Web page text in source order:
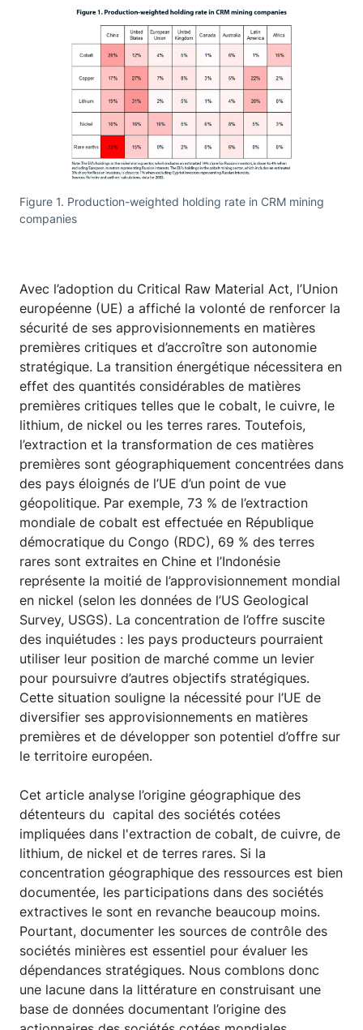
Figure 1. Production-weighted holding rate in CRM mining
companies
Avec l’adoption du Critical Raw Material Act, l’Union
européenne (UE) a affiché la volonté de renforcer la
sécurité de ses approvisionnements en matières
premières critiques et d’accroître son autonomie
stratégique. La transition énergétique nécessitera en
effet des quantités considérables de matières
premières critiques telles que le cobalt, le cuivre, le
lithium, de nickel ou les terres rares. Toutefois,
l’extraction et la transformation de ces matières
premières sont géographiquement concentrées dans
des pays éloignés de l’UE d’un point de vue
géopolitique. Par exemple, 73 % de l’extraction
mondiale de cobalt est effectuée en République
démocratique du Congo (RDC), 69 % des terres
rares sont extraites en Chine et l’Indonésie
représente la moitié de l’approvisionnement mondial
en nickel (selon les données de l’US Geological
Survey, USGS). La concentration de l’offre suscite
des inquiétudes : les pays producteurs pourraient
utiliser leur position de marché comme un levier
pour poursuivre d’autres objectifs stratégiques.
Cette situation souligne la nécessité pour l’UE de
diversifier ses approvisionnements en matières
premières et de développer son potentiel d’offre sur
le territoire européen.
Cet article analyse l’origine géographique des
détenteurs du capital des sociétés cotées
impliquées dans l'extraction de cobalt, de cuivre, de
lithium, de nickel et de terres rares. Si la
concentration géographique des ressources est bien
documentée, les participations dans des sociétés
extractives le sont en revanche beaucoup moins.
Pourtant, documenter les sources de contrôle des
sociétés minières est essentiel pour évaluer les
dépendances stratégiques. Nous comblons donc
une lacune dans la littérature en construisant une
base de données documentant l’origine des